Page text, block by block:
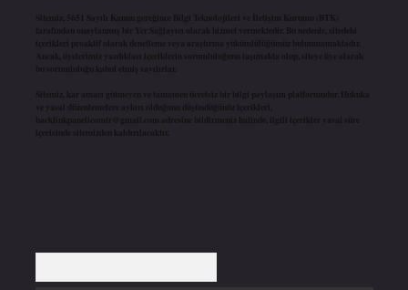
Sitemiz, 5651 Sayılı Kanun gereğince Bilgi Teknolojileri ve İletişim Kurumu (BTK)
tarafından onaylanmış bir Yer Sağlayıcı olarak hizmet vermektedir. Bu nedenle, sitedeki
içerikleri proaktif olarak denetleme veya araştırma yükümlülüğümüz bulunmamaktadır.
Ancak, üyelerimiz yazdıkları içeriklerin sorumluluğunu taşımakta olup, siteye üye olarak
bu sorumluluğu kabul etmiş sayılırlar.
Sitemiz, kar amacı gütmeyen ve tamamen ücretsiz bir bilgi paylaşım platformudur. Hukuka
ve yasal düzenlemelere aykırı olduğunu düşündüğünüz içerikleri,
backlinkpanelicomtr@gmail.com adresine bildirmeniz halinde, ilgili içerikler yasal süre
içerisinde sitemizden kaldırılacaktır.